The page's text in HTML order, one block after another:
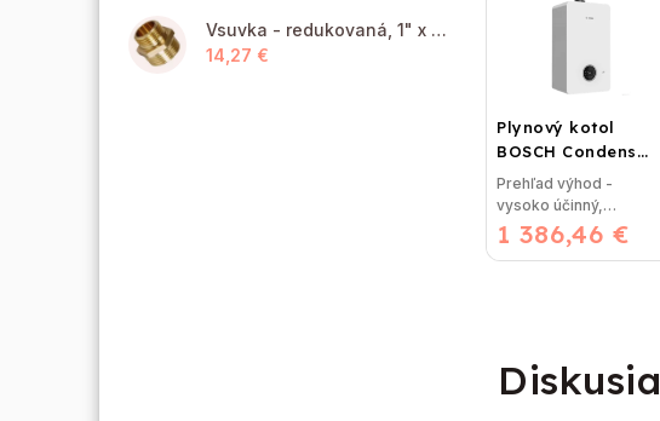
Vsuvka - redukovaná, 1" x 6/4" MM
14,27 €
Plynový kotol
BOSCH Condens
GC2300iW 24 P -
Závesný
kondenzačný
vykurovací kotol
1 386,46 €
Prehľad výhod -
vysoko účinný,
priestorovo úsporný -
intuitivne ovládaný
Diskusia